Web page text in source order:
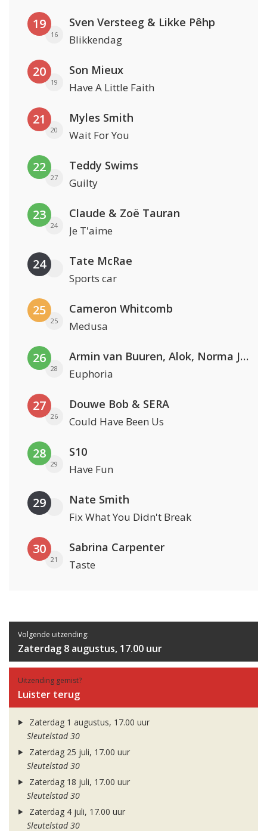
19
16
Sven Versteeg & Likke Pêhp
Blikkendag
20
19
Son Mieux
Have A Little Faith
21
20
Myles Smith
Wait For You
22
27
Teddy Swims
Guilty
23
24
Claude & Zoë Tauran
Je T'aime
24 Tate McRae
Sports car
25
25
Cameron Whitcomb
Medusa
26
28
Armin van Buuren, Alok, Norma Jean Martine & LAWRENT
Euphoria
27
26
Douwe Bob & SERA
Could Have Been Us
28
29
S10
Have Fun
29 Nate Smith
Fix What You Didn't Break
30
21
Sabrina Carpenter
Taste
Volgende uitzending:
Zaterdag 8 augustus, 17.00 uur
Uitzending gemist?
Luister terug
Zaterdag 1 augustus, 17.00 uur
Sleutelstad 30
Zaterdag 25 juli, 17.00 uur
Sleutelstad 30
Zaterdag 18 juli, 17.00 uur
Sleutelstad 30
Zaterdag 4 juli, 17.00 uur
Sleutelstad 30